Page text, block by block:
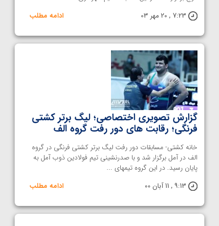
7:23 , 20 مهر 03
ادامه مطلب
گزارش تصویری اختصاصی؛ لیگ برتر کشتی
فرنگی؛ رقابت های دور رفت گروه الف
خانه کشتی- مسابقات دور رفت لیگ برتر کشتی فرنگی در گروه
الف در آمل برگزار شد و با صدرنشینی تیم فولادین ذوب آمل به
پایان رسید. در این گروه تیمهای ...
9:13 , 11 آبان 00
ادامه مطلب